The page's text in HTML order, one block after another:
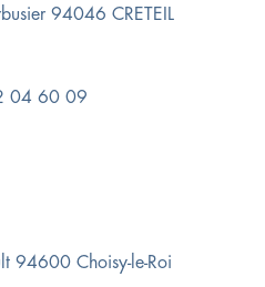
94046 CRETEIL
04 60 09
94600 Choisy-le-Roi